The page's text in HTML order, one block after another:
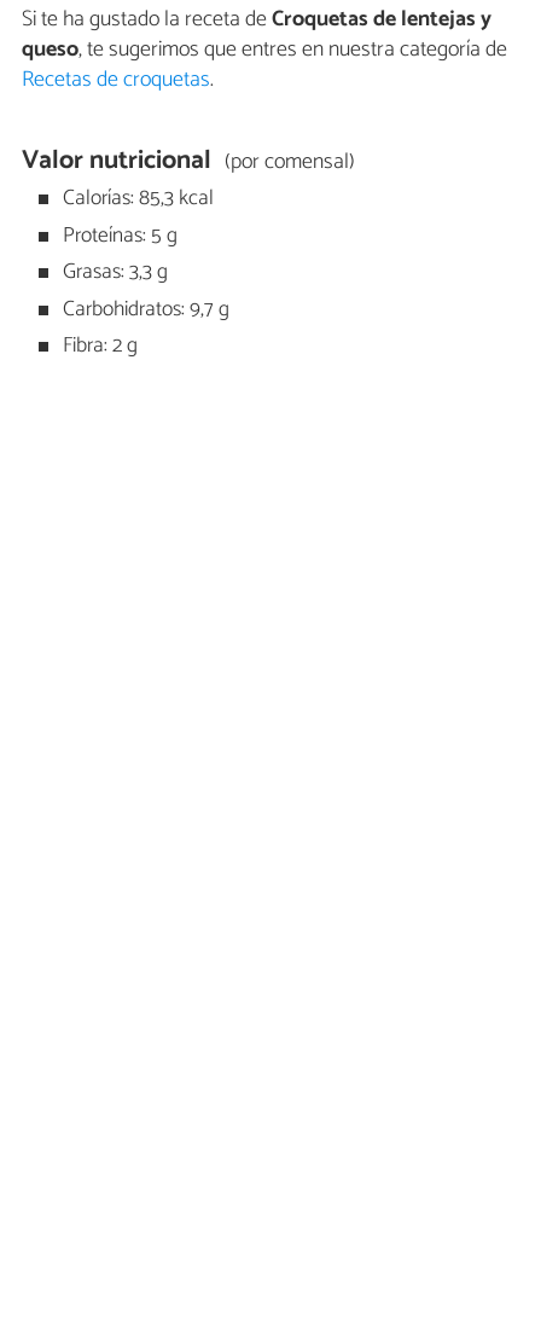
Si te ha gustado la receta deCroquetas de lentejas y
queso, te sugerimos que entres en nuestra categoría de
Recetas de croquetas.
Valor nutricional (por comensal)
Calorías: 85,3 kcal
Proteínas: 5 g
Grasas: 3,3 g
Carbohidratos: 9,7 g
Fibra: 2 g